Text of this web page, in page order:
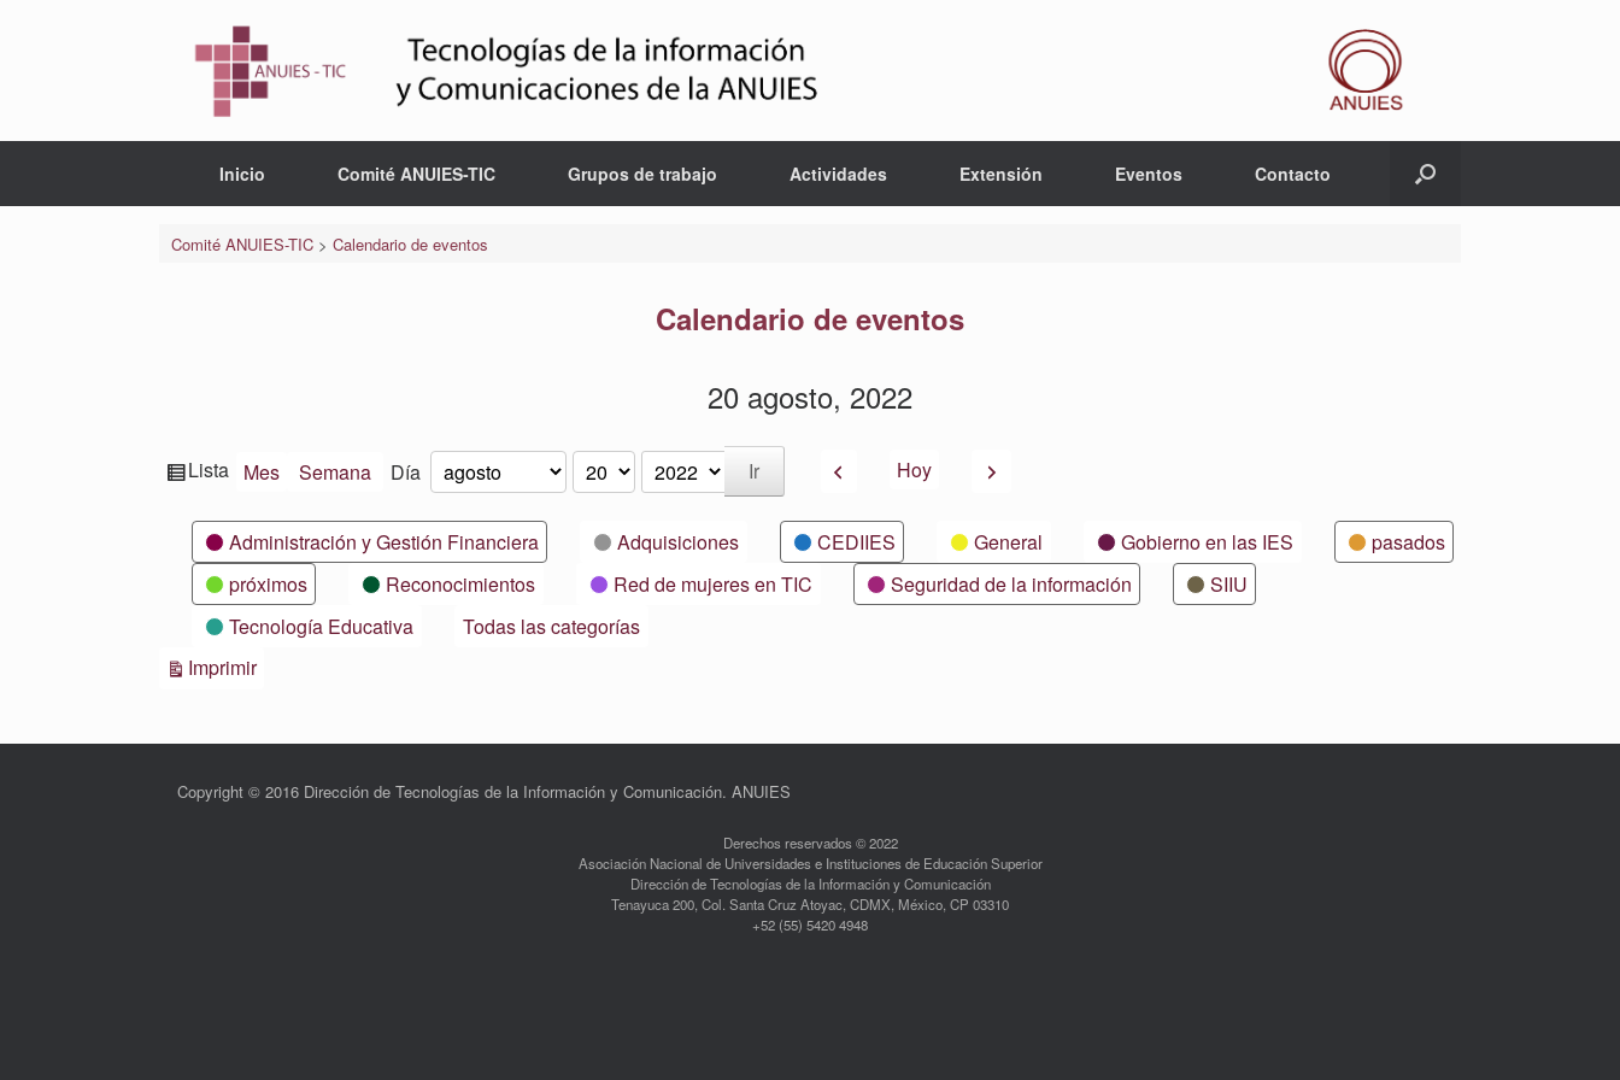
Inicio Comité ANUIES-TIC Grupos de trabajo Actividades Extensión Eventos Contacto
Comité ANUIES-TIC> Calendario de eventos
Calendario de eventos
20 agosto, 2022
Ver
Lista Mes Semana Día Mes
Día
Año AnteriorHoy Siguiente
CategoríasAdministración y Gestión Financiera Adquisiciones CEDIIES General Gobierno en las IES
pasados
próximos
Reconocimientos Red de mujeres en TIC Seguridad de la información
SIIU
Tecnología Educativa
Todas las categorías
ImprimirVistas
Copyright © 2016 Dirección de Tecnologías de la Información y Comunicación. ANUIES
Derechos reservados © 2022
Asociación Nacional de Universidades e Instituciones de Educación Superior
Dirección de Tecnologías de la Información y Comunicación
Tenayuca 200, Col. Santa Cruz Atoyac, CDMX, México, CP 03310
+52 (55) 5420 4948